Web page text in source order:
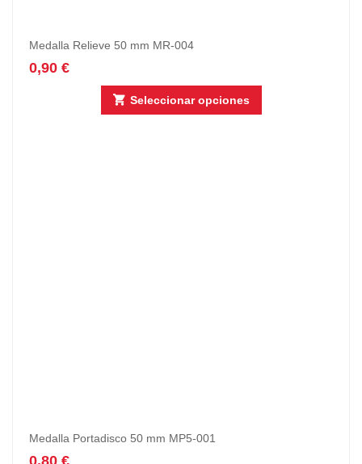
Medalla Relieve 50 mm MR-004
0,90 €
Seleccionar opciones
Medalla Portadisco 50 mm MP5-001